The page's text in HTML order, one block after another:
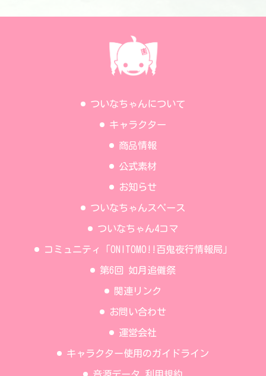
ついなちゃんについて
キャラクター
商品情報
公式素材
お知らせ
ついなちゃんスペース
ついなちゃん4コマ
コミュニティ「ONITOMO!!百鬼夜行情報局」
第6回 如月追儺祭
関連リンク
お問い合わせ
運営会社
キャラクター使用のガイドライン